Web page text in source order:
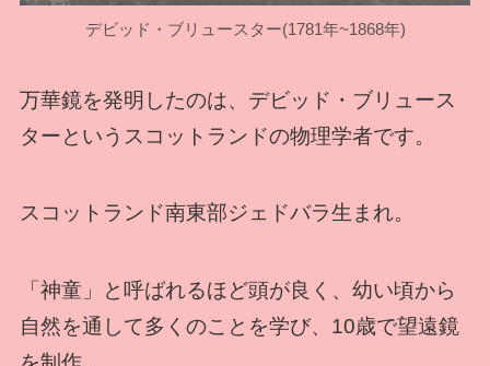
デビッド・ブリュースター(1781年~1868年)
万華鏡を発明したのは、デビッド・ブリュース
ターというスコットランドの物理学者です。
スコットランド南東部ジェドバラ生まれ。
「神童」と呼ばれるほど頭が良く、幼い頃から
自然を通して多くのことを学び、10歳で望遠鏡